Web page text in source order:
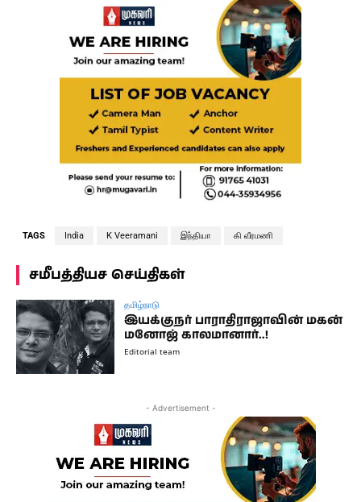
TAGS India K Veeramani இந்தியா கி வீரமணி
சமீபத்தியச செய்திகள்
தமிழ்நாடு
இயக்குநர் பாராதிராஜாவின் மகன்
மனோஜ் காலமானார்..!
Editorial team
- Advertisement -